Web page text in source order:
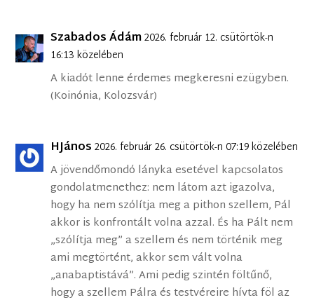
Szabados Ádám2026. február 12. csütörtök-n
16:13 közelében
A kiadót lenne érdemes megkeresni ezügyben.
(Koinónia, Kolozsvár)
HJános 2026. február 26. csütörtök-n 07:19 közelében
A jövendőmondó lányka esetével kapcsolatos
gondolatmenethez: nem látom azt igazolva,
hogy ha nem szólítja meg a pithon szellem, Pál
akkor is konfrontált volna azzal. És ha Pált nem
„szólítja meg” a szellem és nem történik meg
ami megtörtént, akkor sem vált volna
„anabaptistává”. Ami pedig szintén föltűnő,
hogy a szellem Pálra és testvéreire hívta föl az